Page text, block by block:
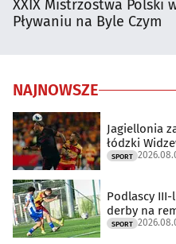
XXIX Mistrzostwa Polski
Pływaniu na Byle Czym
NAJNOWSZE
Jagiellonia
łódzki
SPORT
Podlascy III-
derby na
SPORT